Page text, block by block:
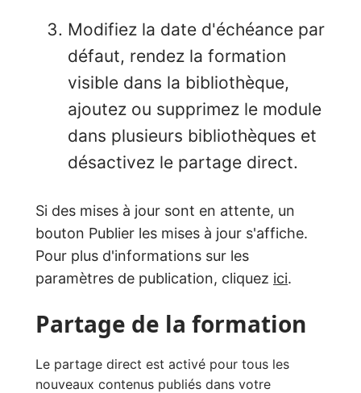
Modifiez la date d'échéance par
défaut, rendez la formation
visible dans la bibliothèque,
ajoutez ou supprimez le module
dans plusieurs bibliothèques et
désactivez le partage direct.
Si des mises à jour sont en attente, un
bouton Publier les mises à jour s'affiche.
Pour plus d'informations sur les
paramètres de publication, cliquez ici.
Partage de la formation
Le partage direct est activé pour tous les
nouveaux contenus publiés dans votre